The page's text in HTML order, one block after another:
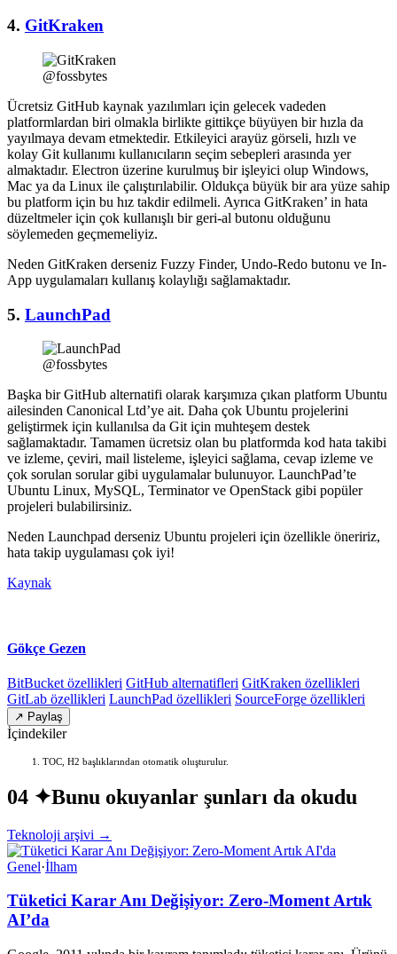
4. GitKraken
@fossbytes
Ücretsiz GitHub kaynak yazılımları için gelecek vadeden
platformlardan biri olmakla birlikte gittikçe büyüyen bir hızla da
yayılmaya devam etmektedir. Etkileyici arayüz görseli, hızlı ve
kolay Git kullanımı kullanıcıların seçim sebepleri arasında yer
almaktadır. Electron üzerine kurulmuş bir işleyici olup Windows,
Mac ya da Linux ile çalıştırılabilir. Oldukça büyük bir ara yüze sahip
bu platform için bu hız takdir edilmeli. Ayrıca GitKraken’ in hata
düzeltmeler için çok kullanışlı bir geri-al butonu olduğunu
söylemeden geçmemeliyiz.
Neden GitKraken derseniz Fuzzy Finder, Undo-Redo butonu ve In-
App uygulamaları kullanış kolaylığı sağlamaktadır.
5. LaunchPad
@fossbytes
Başka bir GitHub alternatifi olarak karşımıza çıkan platform Ubuntu
ailesinden Canonical Ltd’ye ait. Daha çok Ubuntu projelerini
geliştirmek için kullanılsa da Git için muhteşem destek
sağlamaktadır. Tamamen ücretsiz olan bu platformda kod hata takibi
ve izleme, çeviri, mail listeleme, işleyici sağlama, cevap izleme ve
çok sorulan sorular gibi uygulamalar bulunuyor. LaunchPad’te
Ubuntu Linux, MySQL, Terminator ve OpenStack gibi popüler
projeleri bulabilirsiniz.
Neden Launchpad derseniz Ubuntu projeleri için özellikle öneririz,
hata takip uygulaması çok iyi!
Kaynak
Gökçe Gezen
BitBucket özellikleri GitHub alternatifleri GitKraken özellikleri
GitLab özellikleri LaunchPad özellikleri SourceForge özellikleri
↗ Paylaş
İçindekiler
TOC, H2 başlıklarından otomatik oluşturulur.
04 ✦Bunu okuyanlar şunları da okudu
Teknoloji arşivi →
Genel·İlham
Tüketici Karar Anı Değişiyor: Zero-Moment Artık
AI’da